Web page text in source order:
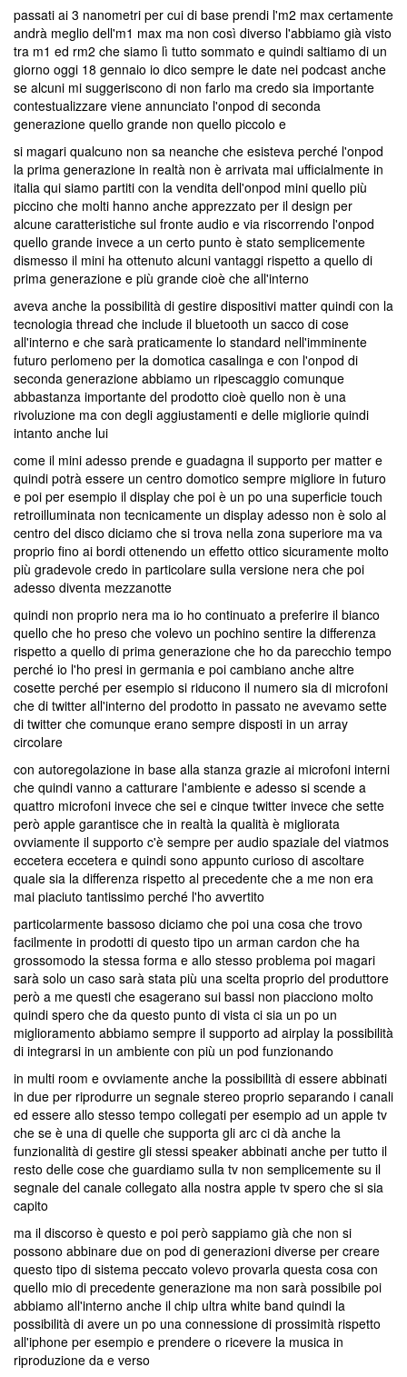
passati ai 3 nanometri per cui di base prendi l'm2 max certamente
andrà meglio dell'm1 max ma non così diverso l'abbiamo già visto
tra m1 ed rm2 che siamo lì tutto sommato e quindi saltiamo di un
giorno oggi 18 gennaio io dico sempre le date nei podcast anche
se alcuni mi suggeriscono di non farlo ma credo sia importante
contestualizzare viene annunciato l'onpod di seconda
generazione quello grande non quello piccolo e
si magari qualcuno non sa neanche che esisteva perché l'onpod
la prima generazione in realtà non è arrivata mai ufficialmente in
italia qui siamo partiti con la vendita dell'onpod mini quello più
piccino che molti hanno anche apprezzato per il design per
alcune caratteristiche sul fronte audio e via riscorrendo l'onpod
quello grande invece a un certo punto è stato semplicemente
dismesso il mini ha ottenuto alcuni vantaggi rispetto a quello di
prima generazione e più grande cioè che all'interno
aveva anche la possibilità di gestire dispositivi matter quindi con la
tecnologia thread che include il bluetooth un sacco di cose
all'interno e che sarà praticamente lo standard nell'imminente
futuro perlomeno per la domotica casalinga e con l'onpod di
seconda generazione abbiamo un ripescaggio comunque
abbastanza importante del prodotto cioè quello non è una
rivoluzione ma con degli aggiustamenti e delle migliorie quindi
intanto anche lui
come il mini adesso prende e guadagna il supporto per matter e
quindi potrà essere un centro domotico sempre migliore in futuro
e poi per esempio il display che poi è un po una superficie touch
retroilluminata non tecnicamente un display adesso non è solo al
centro del disco diciamo che si trova nella zona superiore ma va
proprio fino ai bordi ottenendo un effetto ottico sicuramente molto
più gradevole credo in particolare sulla versione nera che poi
adesso diventa mezzanotte
quindi non proprio nera ma io ho continuato a preferire il bianco
quello che ho preso che volevo un pochino sentire la differenza
rispetto a quello di prima generazione che ho da parecchio tempo
perché io l'ho presi in germania e poi cambiano anche altre
cosette perché per esempio si riducono il numero sia di microfoni
che di twitter all'interno del prodotto in passato ne avevamo sette
di twitter che comunque erano sempre disposti in un array
circolare
con autoregolazione in base alla stanza grazie ai microfoni interni
che quindi vanno a catturare l'ambiente e adesso si scende a
quattro microfoni invece che sei e cinque twitter invece che sette
però apple garantisce che in realtà la qualità è migliorata
ovviamente il supporto c'è sempre per audio spaziale del viatmos
eccetera eccetera e quindi sono appunto curioso di ascoltare
quale sia la differenza rispetto al precedente che a me non era
mai piaciuto tantissimo perché l'ho avvertito
particolarmente bassoso diciamo che poi una cosa che trovo
facilmente in prodotti di questo tipo un arman cardon che ha
grossomodo la stessa forma e allo stesso problema poi magari
sarà solo un caso sarà stata più una scelta proprio del produttore
però a me questi che esagerano sui bassi non piacciono molto
quindi spero che da questo punto di vista ci sia un po un
miglioramento abbiamo sempre il supporto ad airplay la possibilità
di integrarsi in un ambiente con più un pod funzionando
in multi room e ovviamente anche la possibilità di essere abbinati
in due per riprodurre un segnale stereo proprio separando i canali
ed essere allo stesso tempo collegati per esempio ad un apple tv
che se è una di quelle che supporta gli arc ci dà anche la
funzionalità di gestire gli stessi speaker abbinati anche per tutto il
resto delle cose che guardiamo sulla tv non semplicemente su il
segnale del canale collegato alla nostra apple tv spero che si sia
capito
ma il discorso è questo e poi però sappiamo già che non si
possono abbinare due on pod di generazioni diverse per creare
questo tipo di sistema peccato volevo provarla questa cosa con
quello mio di precedente generazione ma non sarà possibile poi
abbiamo all'interno anche il chip ultra white band quindi la
possibilità di avere un po una connessione di prossimità rispetto
all'iphone per esempio e prendere o ricevere la musica in
riproduzione da e verso